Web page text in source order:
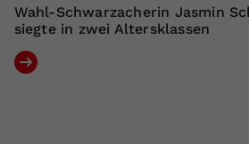
Wahl-Schwarzacherin Jasmin
siegte in zwei Altersklassen